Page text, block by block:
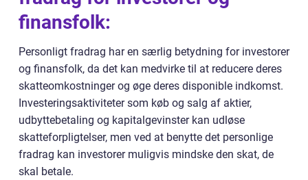
finansfolk:
Personligt fradrag har en særlig betydning for investorer
og finansfolk, da det kan medvirke til at reducere deres
skatteomkostninger og øge deres disponible indkomst.
Investeringsaktiviteter som køb og salg af aktier,
udbyttebetaling og kapitalgevinster kan udløse
skatteforpligtelser, men ved at benytte det personlige
fradrag kan investorer muligvis mindske den skat, de
skal betale.